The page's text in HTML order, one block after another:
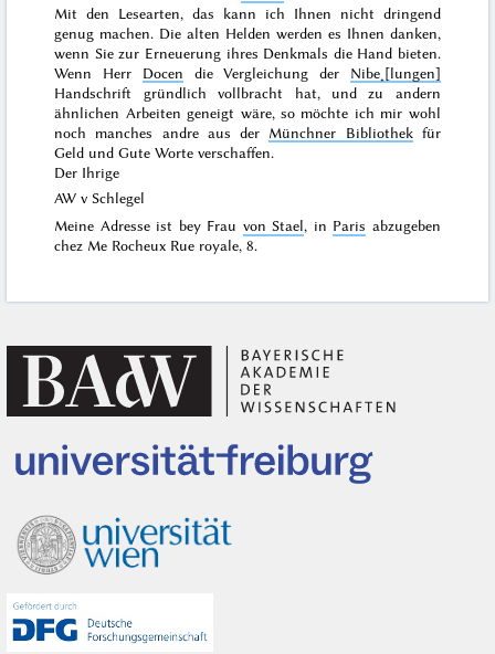
Mit den Lesearten, das kann ich Ihnen nicht dringend
genug machen. Die alten Helden werden es Ihnen danken,
wenn Sie zur Erneuerung ihres Denkmals die Hand bieten.
Wenn Herr Docen die Vergleichung der Nibe˖[lungen]
Handschrift gründlich vollbracht hat, und zu andern
ähnlichen Arbeiten geneigt wäre, so möchte ich mir wohl
noch manches andre aus der Münchner Bibliothekfür
Geld und Gute Worte verschaffen.
Der Ihrige
AW v Schlegel
Meine Adresse ist bey Frau von Stael, in Paris abzugeben
chez Me Rocheux Rue royale, 8.